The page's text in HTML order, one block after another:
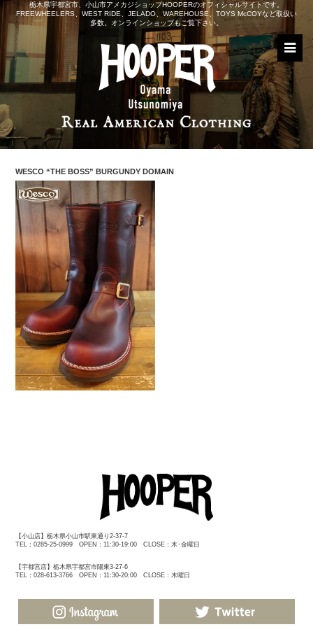
栃木県宇都宮市、小山市アメカジショップHOOPERのオフィシャルサイトです。
FREEWHEELERS、WEST RIDE、JELADO、WAREHOUSE、TOYS McCOYなど取扱い
多数。オンラインショップもご覧下さい。
WESCO “THE BOSS” BURGUNDY DOMAIN
【小山店】栃木県小山市駅東通り2-37-7
TEL：0285-25-0999 OPEN：11:30-19:00 CLOSE：木･金曜日
【宇都宮店】栃木県宇都宮市陽東3-27-6
TEL：028-613-3766 OPEN：11:30-20:00 CLOSE：木曜日